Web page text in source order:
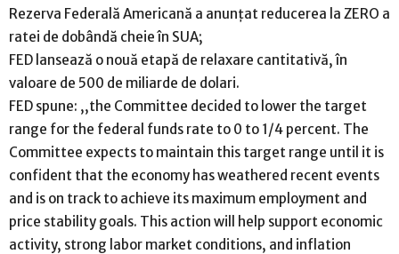
Rezerva Federală Americană a anunțat reducerea la ZERO a
ratei de dobândă cheie în SUA;
FED lansează o nouă etapă de relaxare cantitativă, în
valoare de 500 de miliarde de dolari.
FED spune: ,,the Committee decided to lower the target
range for the federal funds rate to 0 to 1/4 percent. The
Committee expects to maintain this target range until it is
confident that the economy has weathered recent events
and is on track to achieve its maximum employment and
price stability goals. This action will help support economic
activity, strong labor market conditions, and inflation